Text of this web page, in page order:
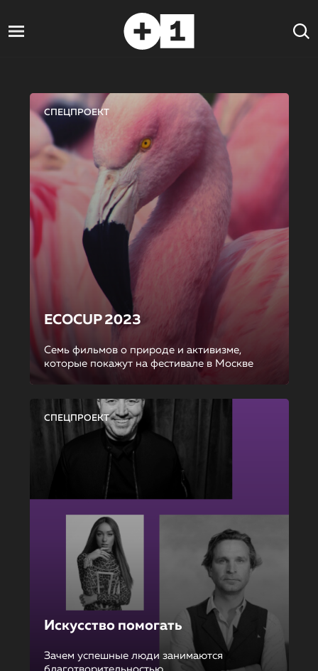
СПЕЦПРОЕКТ
ECOCUP 2023
Семь фильмов о природе и активизме,
которые покажут на фестивале в Москве
СПЕЦПРОЕКТ
Искусство помогать
Зачем успешные люди занимаются